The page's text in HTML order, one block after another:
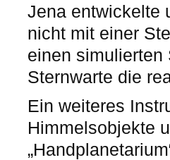
Jena entwickelte
nicht mit einer
einen simulierten
Sternwarte die
Ein weiteres
Himmelsobjekte